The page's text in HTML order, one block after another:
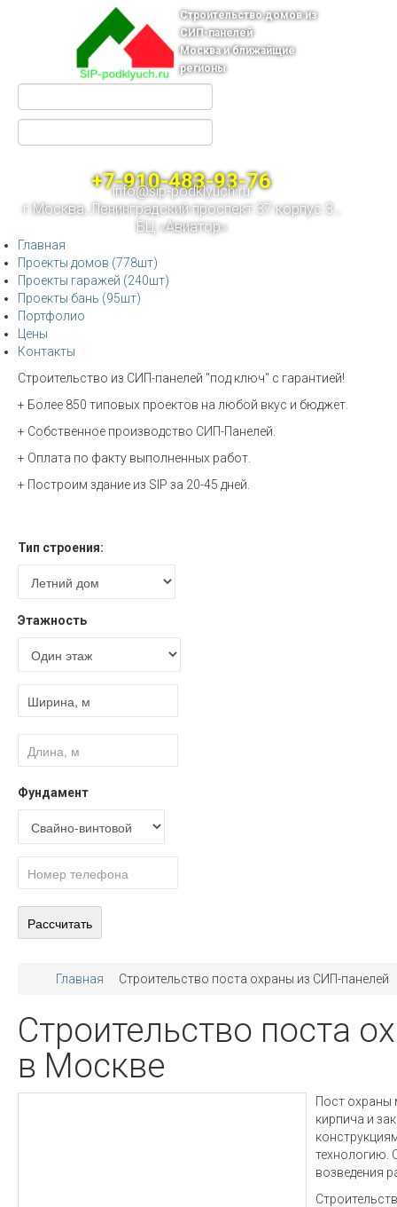
Строительство домов из
СИП-панелей
Москва и ближайщие
регионы
+7-910-483-93-76
info@sip-podklyuch.ru
г.Москва, Ленинградский проспект 37 корпус 3 ,
БЦ «Авиатор»
Главная
Проекты домов (778шт)
Проекты гаражей (240шт)
Проекты бань (95шт)
Портфолио
Цены
Контакты
Строительство из СИП-панелей "под ключ" с гарантией!
+ Более 850 типовых проектов на любой вкус и бюджет.
+ Собственное производство СИП-Панелей.
+ Оплата по факту выполненных работ.
+ Построим здание из SIP за 20-45 дней.
Тип строения:
Этажность
Фундамент
Главная Строительство поста охраны из СИП-панелей
Строительство поста
в Москве
Пост охраны
кирпича и
технологию.
возведения